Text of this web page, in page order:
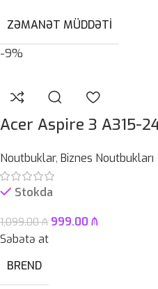
ZƏMANƏT MÜDDƏTI
-9%
Acer Aspire 3 A315-
Noutbuklar, Biznes Noutbukları
Stokda
1,099.00₼ 999.00 ₼
Səbətə at
BREND